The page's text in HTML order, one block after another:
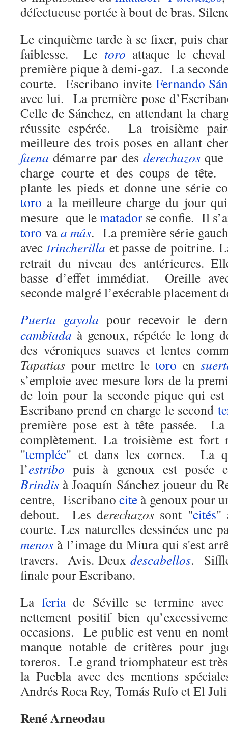
défectueuse portée à bout de bras.
Le cinquième tarde à se fixer, puis
faiblesse. Le toro attaque le
première pique à demi-gaz. La
courte. Escribano invite Fernando
avec lui. La première pose
Celle de Sánchez, en attendant la
réussite espérée. La troisième
meilleure des trois poses en allant
faena démarre par des derechazos
charge courte et des coups de
plante les pieds et donne une série
toro a la meilleure charge du jour
mesure que lematador se confie. Il
toro vaa más. La première série
avec trincherilla et passe de poitrine.
retrait du niveau des antérieures.
basse d’effet immédiat. Oreille
seconde malgré l’exécrable placement
Puerta gayola pour recevoir le
cambiada à genoux, répétée le long
des véroniques suaves et lentes
Tapatias pour mettre letoro en
s’emploie avec mesure lors de la
de loin pour la seconde pique qui
Escribano prend en charge le second
première pose est à tête passée. La
complètement. La troisième est fort
"templée" et dans les cornes. La
l’estribo puis à genoux est posée
Brindis à Joaquín Sánchez joueur du
centre, Escribano citeà genoux pour
debout. Les derechazos sont "cités"
courte. Les naturelles dessinées une
menos à l’image du Miura qui s'est
travers. Avis. Deuxdescabellos.
finale pour Escribano.
La feriade Séville se termine avec
nettement positif bien
occasions. Le public est venu en
manque notable de critères pour
toreros. Le grand triomphateur est
la Puebla avec des mentions
Andrés Roca Rey, Tomás Rufo et El
René Arneodau